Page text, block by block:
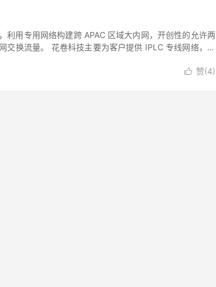
利用专用网络构建跨 APAC 区域大内网，开创性的允许两
交换流量。 花卷科技主要为客户提供 IPLC 专线网络，线
 赞(4)